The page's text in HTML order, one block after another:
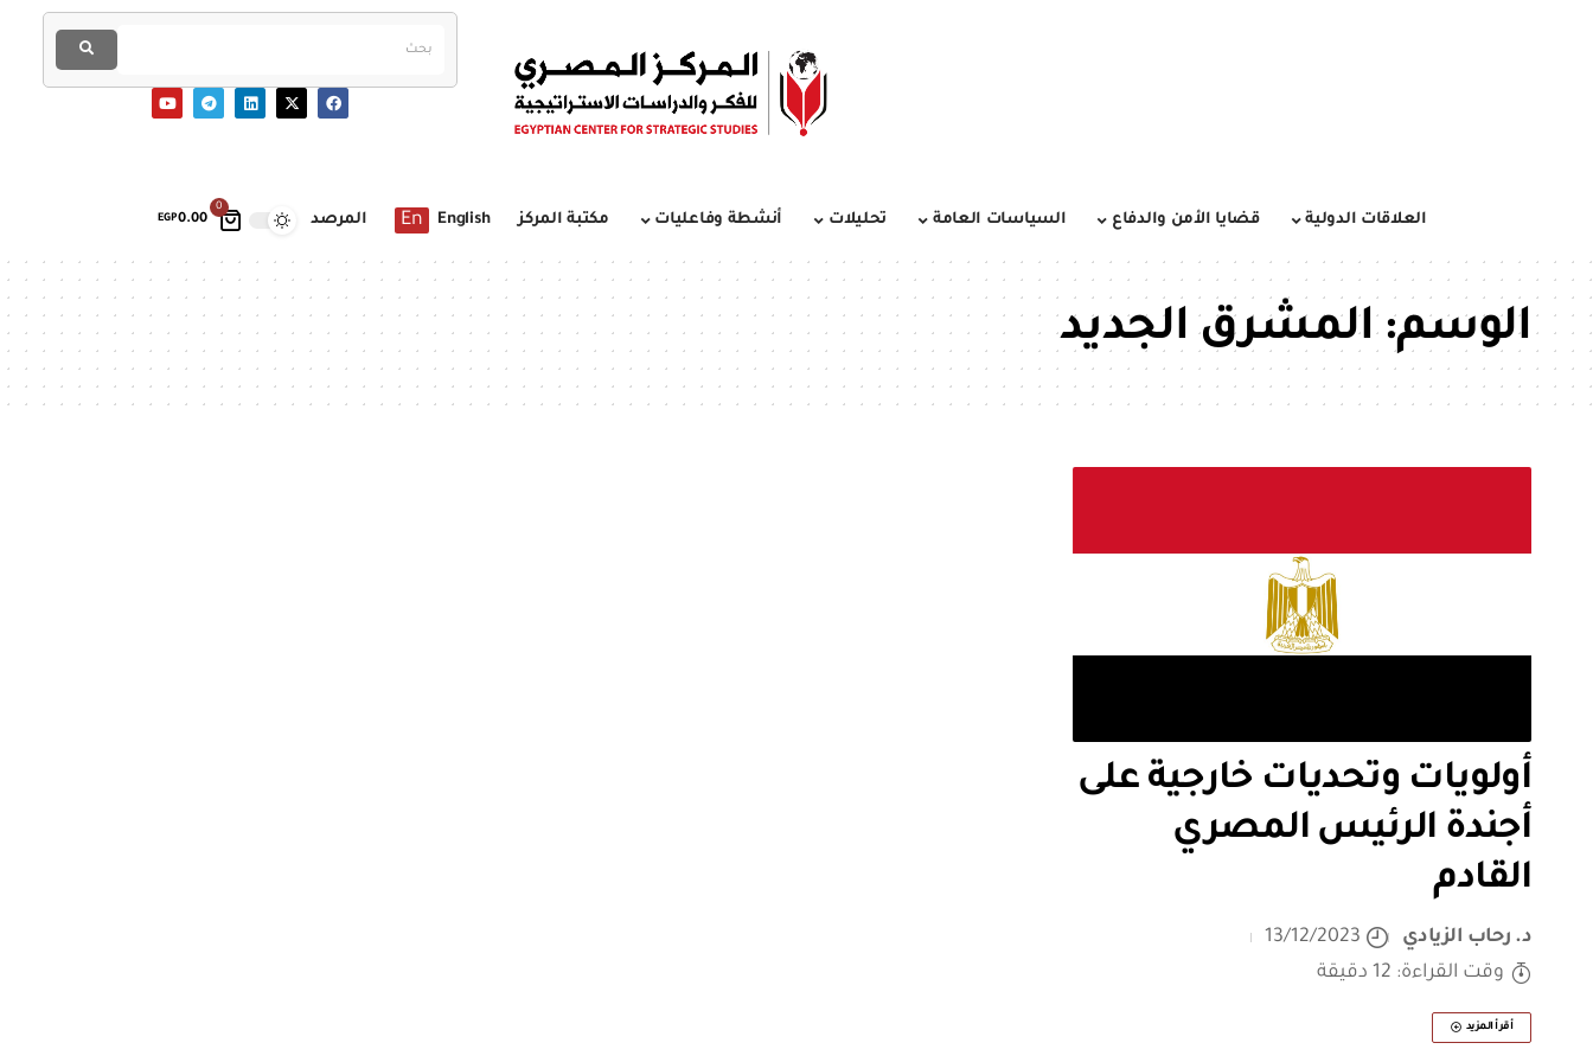
0
EGP0.00 العلاقات الدولية قضايا الأمن والدفاع السياسات العامة تحليلات أنشطة وفاعليات مكتبة المركز English
En المرصد
الوسم:المشرق الجديد
أولويات وتحديات خارجية على
أجندة الرئيس المصري
القادم
د. رحاب الزيادي
13/12/2023
وقت القراءة: 12 دقيقة
أقرأ المزيد